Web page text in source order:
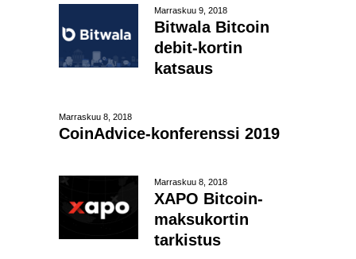
Marraskuu 9, 2018
Bitwala Bitcoin
debit-kortin
katsaus
Marraskuu 8, 2018
CoinAdvice-konferenssi 2019
Marraskuu 8, 2018
XAPO Bitcoin-
maksukortin
tarkistus